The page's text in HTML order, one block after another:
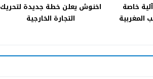
خاصة
المغربية
اخنوش يعلن خطة جديدة لتحريك
التجارة الخارجية